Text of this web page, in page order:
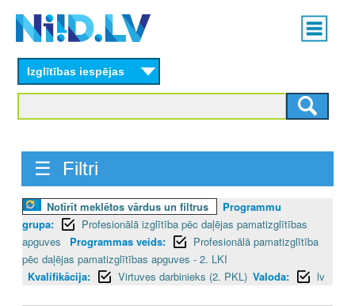
content
Main
menu
Izglītības iespējas
☰ Filtri
Notīrīt meklētos vārdus un filtrus
Programmu
grupa:
Profesionālā izglītība pēc daļējas pamatizglītības
apguves
Programmas veids:
Profesionālā pamatizglītība
pēc daļējas pamatizglītības apguves - 2. LKI
Kvalifikācija:
Virtuves darbinieks (2. PKL) Valoda: lv